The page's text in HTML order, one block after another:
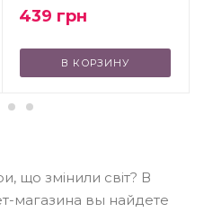
439 грн
В КОРЗИНУ
що змінили світ? В
магазина вы найдете